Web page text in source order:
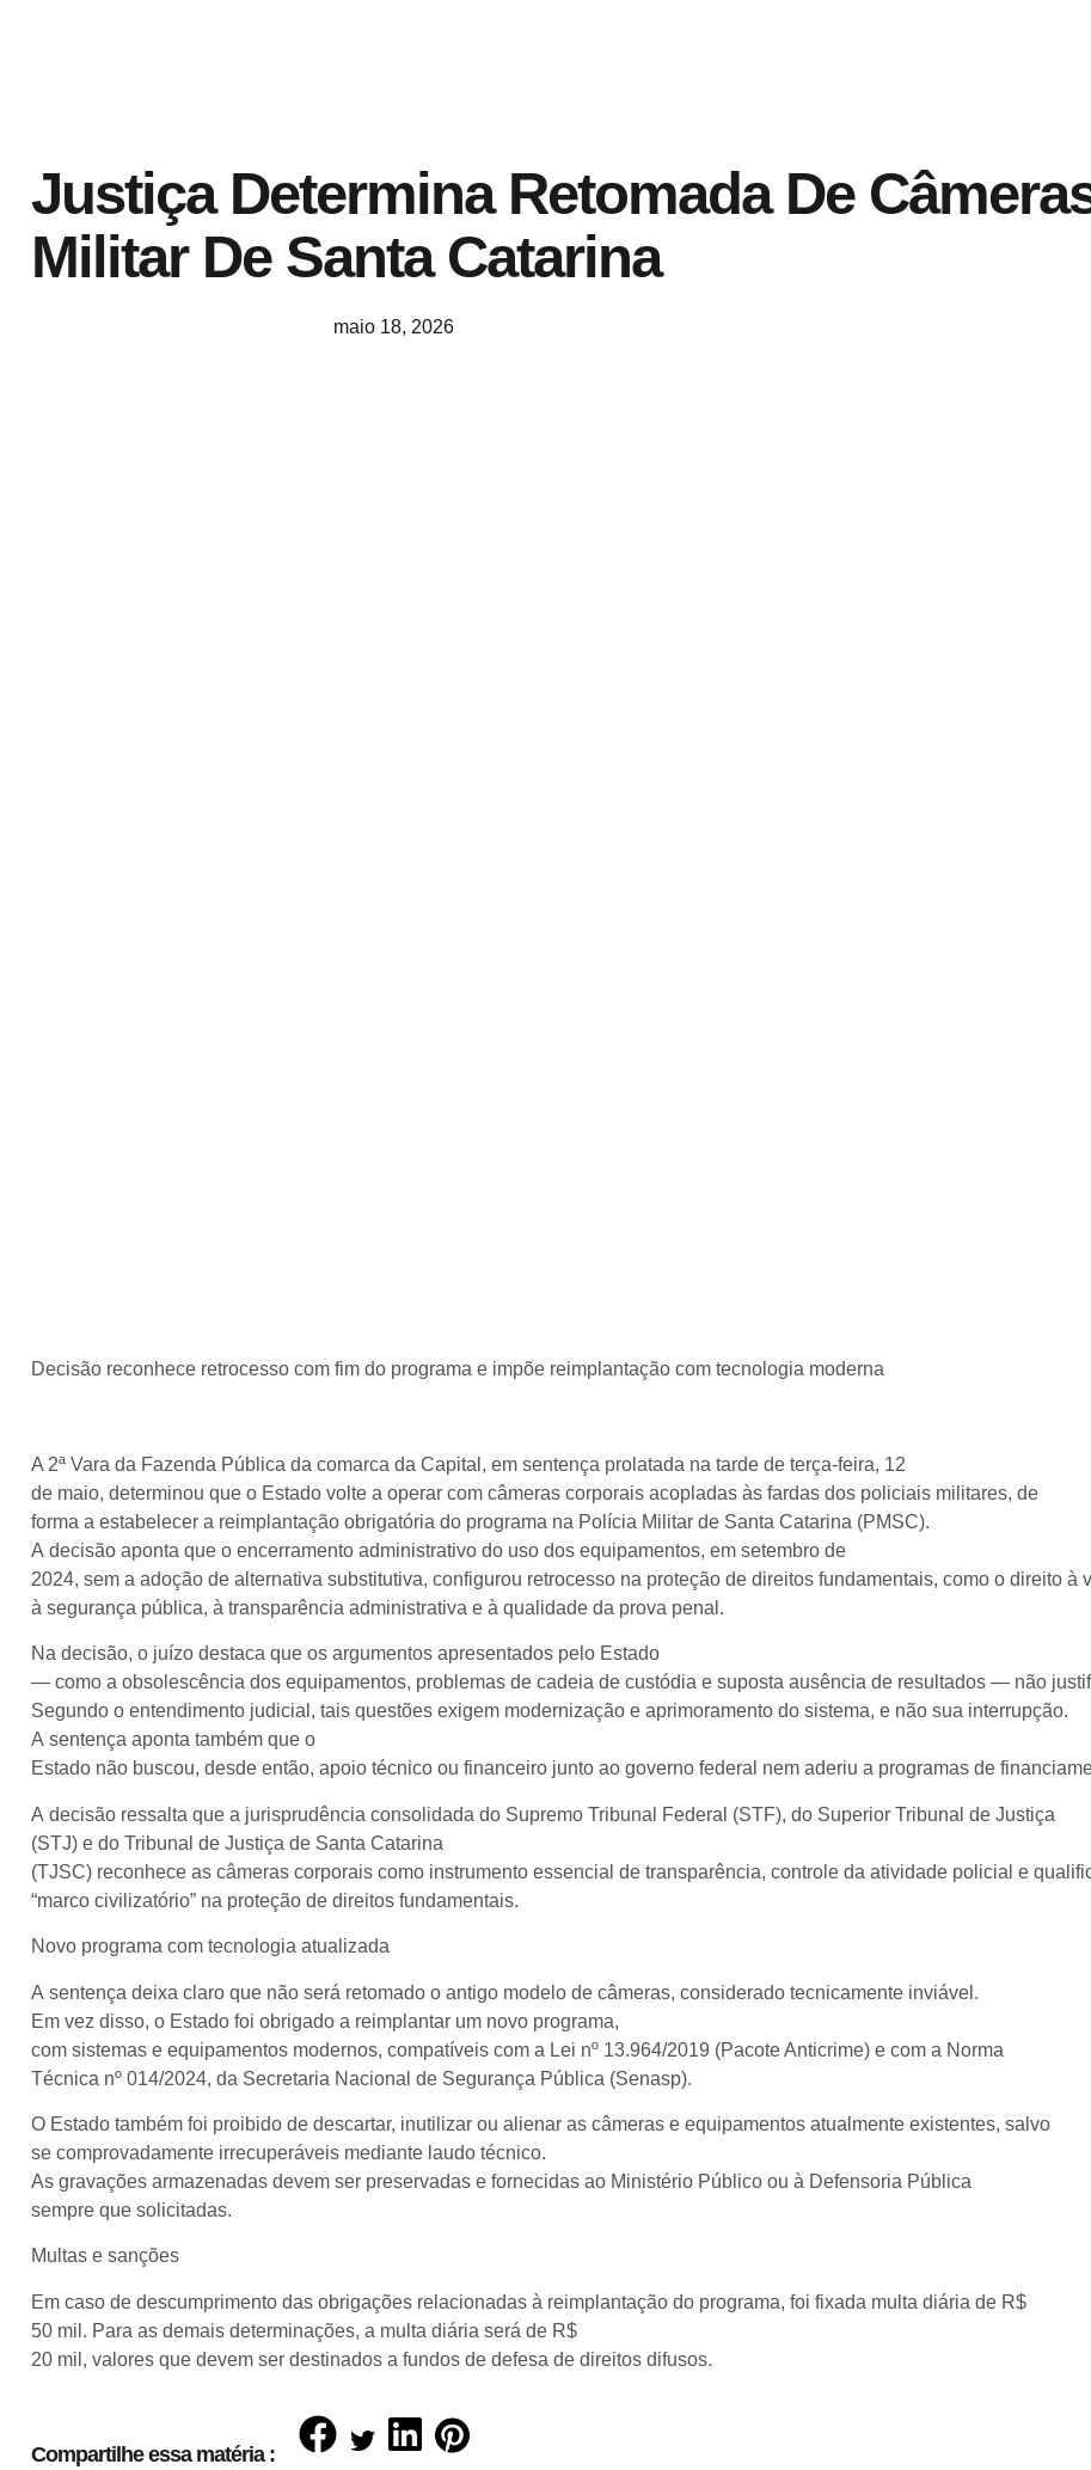
Justiça Determina Retomada De
Militar De Santa Catarina
maio 18, 2026
Decisão reconhece retrocesso com fim do programa e impõe reimplantação com tecnologia moderna
A 2ª Vara da Fazenda Pública da comarca da Capital, em sentença prolatada na tarde de terça-feira, 12
de maio, determinou que o Estado volte a operar com câmeras corporais acopladas às fardas dos policiais militares, de
forma a estabelecer a reimplantação obrigatória do programa na Polícia Militar de Santa Catarina (PMSC).
A decisão aponta que o encerramento administrativo do uso dos equipamentos, em setembro de
2024, sem a adoção de alternativa substitutiva, configurou retrocesso na proteção de direitos fundamentais, como o direito à
à segurança pública, à transparência administrativa e à qualidade da prova penal.
Na decisão, o juízo destaca que os argumentos apresentados pelo Estado
— como a obsolescência dos equipamentos, problemas de cadeia de custódia e suposta ausência de resultados — não
Segundo o entendimento judicial, tais questões exigem modernização e aprimoramento do sistema, e não sua interrupção.
A sentença aponta também que o
Estado não buscou, desde então, apoio técnico ou financeiro junto ao governo federal nem aderiu a programas de
A decisão ressalta que a jurisprudência consolidada do Supremo Tribunal Federal (STF), do Superior Tribunal de Justiça
(STJ) e do Tribunal de Justiça de Santa Catarina
(TJSC) reconhece as câmeras corporais como instrumento essencial de transparência, controle da atividade policial e
“marco civilizatório” na proteção de direitos fundamentais.
Novo programa com tecnologia atualizada
A sentença deixa claro que não será retomado o antigo modelo de câmeras, considerado tecnicamente inviável.
Em vez disso, o Estado foi obrigado a reimplantar um novo programa,
com sistemas e equipamentos modernos, compatíveis com a Lei nº 13.964/2019 (Pacote Anticrime) e com a Norma
Técnica nº 014/2024, da Secretaria Nacional de Segurança Pública (Senasp).
O Estado também foi proibido de descartar, inutilizar ou alienar as câmeras e equipamentos atualmente existentes, salvo
se comprovadamente irrecuperáveis mediante laudo técnico.
As gravações armazenadas devem ser preservadas e fornecidas ao Ministério Público ou à Defensoria Pública
sempre que solicitadas.
Multas e sanções
Em caso de descumprimento das obrigações relacionadas à reimplantação do programa, foi fixada multa diária de R$
50 mil. Para as demais determinações, a multa diária será de R$
20 mil, valores que devem ser destinados a fundos de defesa de direitos difusos.
Compartilhe essa matéria :